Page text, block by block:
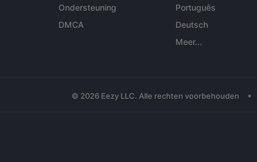
Ondersteuning
DMCA
Português
Deutsch
Meer...
© 2026 Eezy LLC. Alle rechten voorbehouden •